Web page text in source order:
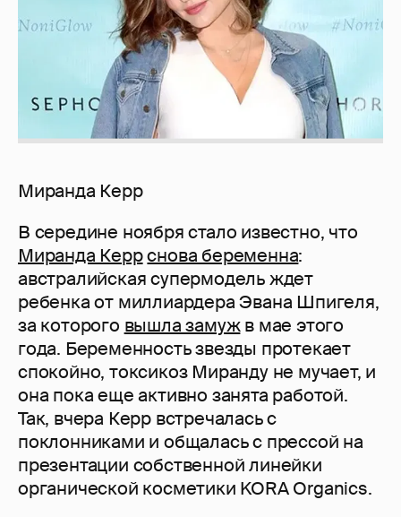
Миранда Керр
В середине ноября стало известно, что
Миранда Керрснова беременна:
австралийская супермодель ждет
ребенка от миллиардера Эвана Шпигеля,
за которого вышла замужв мае этого
года. Беременность звезды протекает
спокойно, токсикоз Миранду не мучает, и
она пока еще активно занята работой.
Так, вчера Керр встречалась с
поклонниками и общалась с прессой на
презентации собственной линейки
органической косметики KORA Organics.